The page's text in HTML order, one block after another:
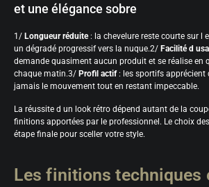
et une élégance sobre
1/ Longueur réduite: la chevelure reste courte sur l
un dégradé progressif vers la nuque.2/ Facilité d
demande quasiment aucun produit et se réalise en
chaque matin.3/ Profil actif: les sportifs apprécient
jamais le mouvement tout en restant impeccable.
La réussite d un look rétro dépend autant de la
finitions apportées par le professionnel. Le choix
étape finale pour sceller votre style.
Les finitions techniques